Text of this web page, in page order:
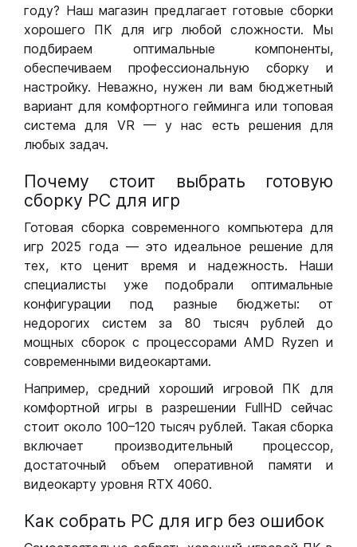
году? Наш магазин предлагает готовые сборки
хорошего ПК для игр любой сложности. Мы
подбираем оптимальные компоненты,
обеспечиваем профессиональную сборку и
настройку. Неважно, нужен ли вам бюджетный
вариант для комфортного гейминга или топовая
система для VR — у нас есть решения для
любых задач.
Почему стоит выбрать готовую
сборку РС для игр
Готовая сборка современного компьютера для
игр 2025 года — это идеальное решение для
тех, кто ценит время и надежность. Наши
специалисты уже подобрали оптимальные
конфигурации под разные бюджеты: от
недорогих систем за 80 тысяч рублей до
мощных сборок с процессорами AMD Ryzen и
современными видеокартами.
Например, средний хороший игровой ПК для
комфортной игры в разрешении FullHD сейчас
стоит около 100–120 тысяч рублей. Такая сборка
включает производительный процессор,
достаточный объем оперативной памяти и
видеокарту уровня RTX 4060.
Как собрать РС для игр без ошибок